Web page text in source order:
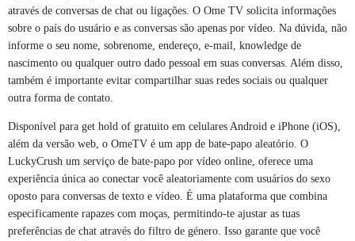
através de conversas de chat ou ligações. O Ome TV solicita informações
sobre o país do usuário e as conversas são apenas por vídeo. Na dúvida, não
informe o seu nome, sobrenome, endereço, e-mail, knowledge de
nascimento ou qualquer outro dado pessoal em suas conversas. Além disso,
também é importante evitar compartilhar suas redes sociais ou qualquer
outra forma de contato.
Disponível para get hold of gratuito em celulares Android e iPhone (iOS),
além da versão web, o OmeTV é um app de bate-papo aleatório. O
LuckyCrush um serviço de bate-papo por vídeo online, oferece uma
experiência única ao conectar você aleatoriamente com usuários do sexo
oposto para conversas de texto e vídeo. É uma plataforma que combina
especificamente rapazes com moças, permitindo-te ajustar as tuas
preferências de chat através do filtro de género. Isso garante que você